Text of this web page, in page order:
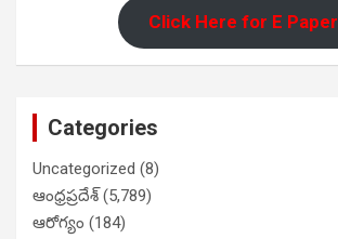
Click Here for E Paper
Categories
Uncategorized (8)
ఆంధ్రప్రదేశ్(5,789)
ఆరోగ్యం (184)